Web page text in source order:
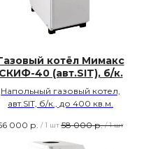
котёл Мимакс
СКИФ-40 (авт.SIT), б/к.
Напольный газовый котел,
авт.SIT, б/к., до 400 кв.м.
000 р. / 1 шт 58 000 р. / 1 шт